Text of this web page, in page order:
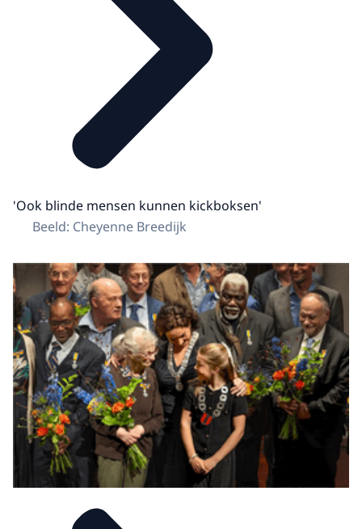
'Ook blinde mensen kunnen kickboksen'
Beeld: Cheyenne Breedijk